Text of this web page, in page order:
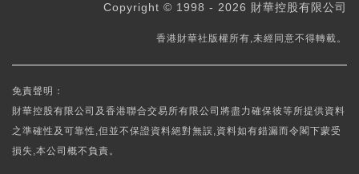
Copyright © 1998 - 2026 財華控股有限公司
香港財華社版權所有,未經同意不得轉載。
免責聲明：
財華控股有限公司及香港聯合交易所有限公司將盡力確保彼等所提供資料
之準確性及可靠性,但並不保證資料絕對無誤,資料如有錯漏而令閣下蒙受
損失,本公司概不負責。